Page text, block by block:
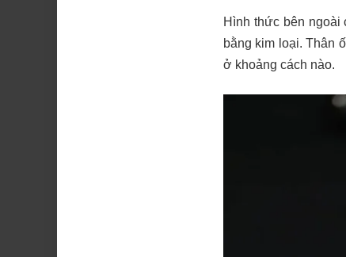
Hình thức bên ngoài
bằng kim loại. Thân
ở khoảng cách nào.